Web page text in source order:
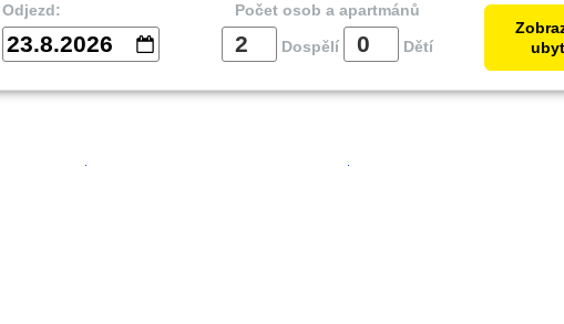
Odjezd:
23.8.2026
Počet osob a apartmánů
Dospělí Dětí